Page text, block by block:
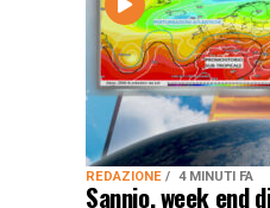
REDAZIONE 4 MINUTI FA
Sannio, week end